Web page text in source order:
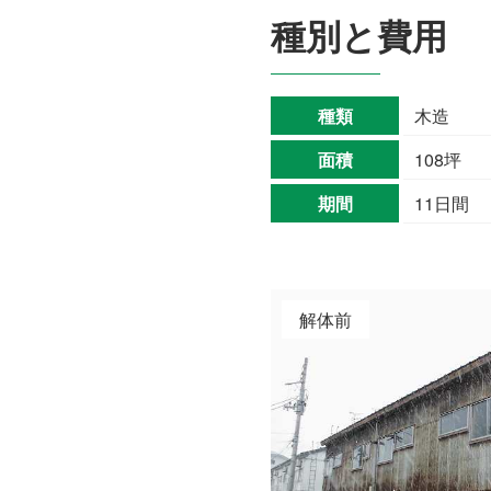
種別と費用
種類
木造
面積
108坪
期間
11日間
解体前